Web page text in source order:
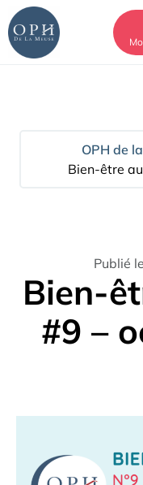
OPH de
Bien-être
Publié
Bien-
#9 –
Cookies management